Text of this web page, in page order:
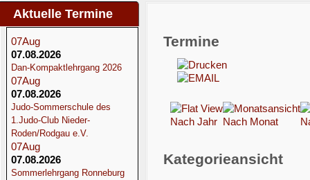
Aktuelle Termine
07Aug
07.08.2026
Dan-Kompaktlehrgang 2026
07Aug
07.08.2026
Judo-Sommerschule des
1.Judo-Club Nieder-
Roden/Rodgau e.V.
07Aug
07.08.2026
Sommerlehrgang Ronneburg
Termine
Nach Jahr Nach Monat
Kategorieansicht